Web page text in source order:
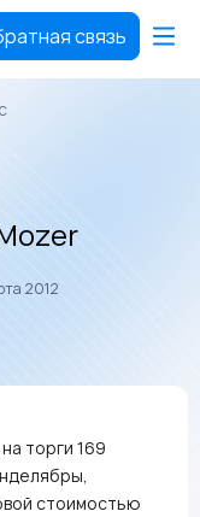
связь
2012
торги 169
стоимостью